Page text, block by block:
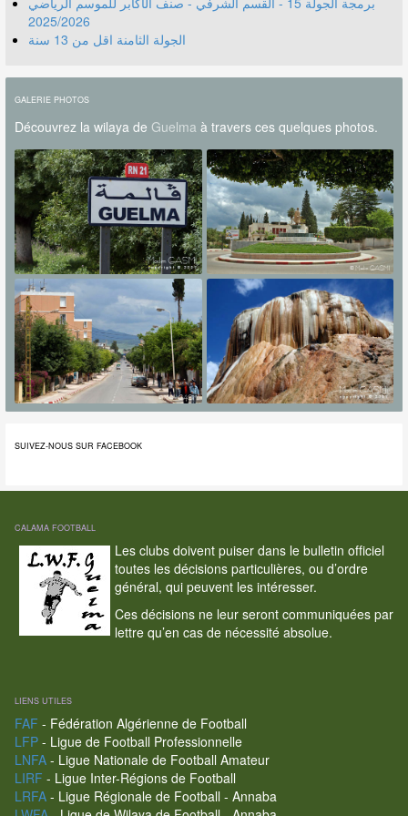
2025/2026
الجولة الثامنة اقل من 13 سنة
GALERIE PHOTOS
Découvrez la wilaya de Guelma à travers ces quelques photos.
SUIVEZ-NOUS SUR FACEBOOK
CALAMA FOOTBALL
Les clubs doivent puiser dans le bulletin officiel
toutes les décisions particulières, ou d’ordre
général, qui peuvent les intéresser.
Ces décisions ne leur seront communiquées par
lettre qu’en cas de nécessité absolue.
LIENS UTILES
FAF - Fédération Algérienne de Football
LFP- Ligue de Football Professionnelle
LNFA- Ligue Nationale de Football Amateur
LIRF - Ligue Inter-Régions de Football
LRFA- Ligue Régionale de Football - Annaba